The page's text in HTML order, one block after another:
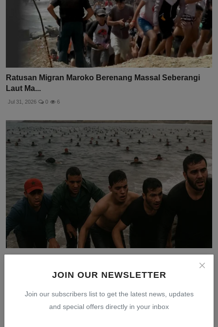
JOIN OUR NEWSLETTER
Join our subscribers list to get the latest news, updates
and special offers directly in your inbox
Ratusan Migran Maroko Berenang Massal Seberangi
Laut Ma...
Jul 31, 2026 0 6